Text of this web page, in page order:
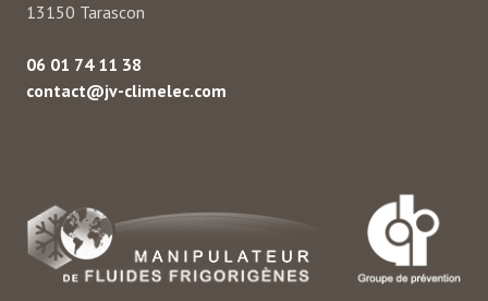
13150 Tarascon
06 01 74 11 38
contact@jv-climelec.com